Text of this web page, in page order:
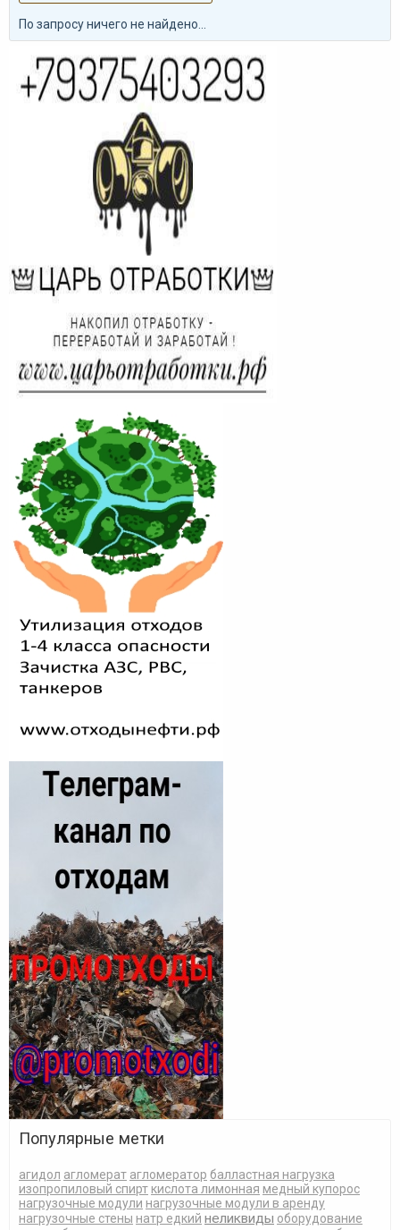
По запросу ничего не найдено...
Популярные метки
агидол агломерат агломератор балластная нагрузка
изопропиловый спирт кислота лимонная медный купорос
нагрузочные модули нагрузочные модули в аренду
нагрузочные стены натр едкий неликвиды оборудование